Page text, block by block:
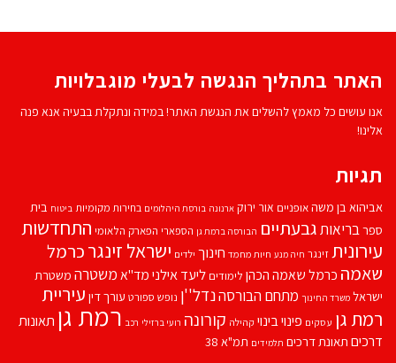
האתר בתהליך הנגשה לבעלי מוגבלויות
אנו עושים כל מאמץ להשלים את הנגשת האתר! במידה ונתקלת בבעיה אנא פנה
אלינו!
תגיות
אביהוא בן משהאופניים אור ירוק ארנונה בורסת היהלומים בחירות מקומיות ביטוח בית
ספרבריאותגבעתיים הבורסה ברמת גן הספארי הפארק הלאומי התחדשות
עירוניתזינגר חיה מנע חיות מחמד חינוך ילדים ישראל זינגרכרמל
שאמה כרמל שאמה הכהן לימודים ליעד אילנימד''אמשטרה משטרת
ישראל משרד החינוך מתחם הבורסהנדל''ן נופש ספורט עורך דין עיריית
רמת גן עסקים פינוי בינוי קהילה קורונה רועי ברזילי רכב רמת גן תאונות
דרכים תאונת דרכים תלמידים תמ"א 38